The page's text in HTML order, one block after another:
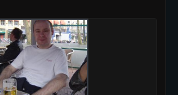
in nieuwe aanpak van begeleiding
kwetsbare inwoners door Siem,
ondanks onrust’
Mr. Gamer